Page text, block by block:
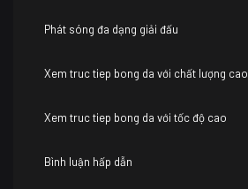
Phát sóng đa dạng giải đấu
Xem truc tiep bong da với chất lượng cao
Xem truc tiep bong da với tốc độ cao
Bình luận hấp dẫn